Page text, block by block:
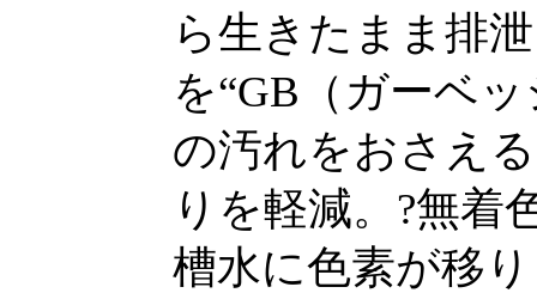
ら生きたまま排
を“GB（ガーベ
の汚れをおさえ
りを軽減。?無
槽水に色素が移